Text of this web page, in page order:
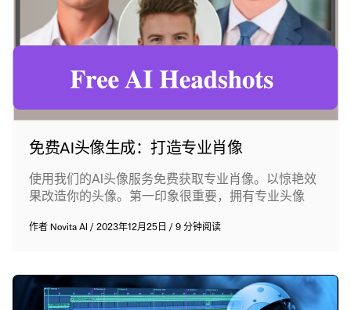
免费AI头像生成：打造专业肖像
使用我们的AI头像服务免费获取专业肖像。以惊艳效
果改造你的头像。第一印象很重要，拥有专业头像
作者 Novita AI /2023年12月25日/9 分钟阅读